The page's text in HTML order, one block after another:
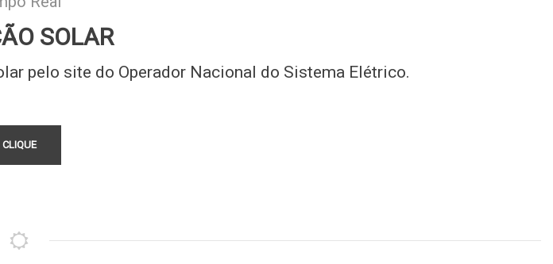
SOLAR
pelo site do Operador Nacional do Sistema Elétrico.
CLIQUE